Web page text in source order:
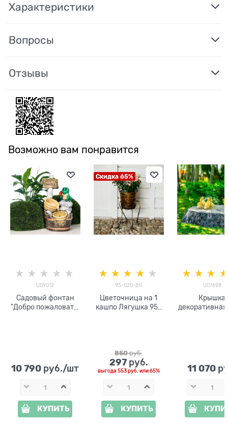
Характеристики
Вопросы
Отзывы
Возможно вам понравится
U09012
Садовый фонтан
"Добро пожаловать"
10 790 руб./шт
КУПИТЬ
Скидка 65%
95-020-BG
Цветочница на 1
кашпо Лягушка 95-
850 руб.
297 руб.
выгода 553 руб. или65%
КУПИТЬ
U07698
Крышка
11 070